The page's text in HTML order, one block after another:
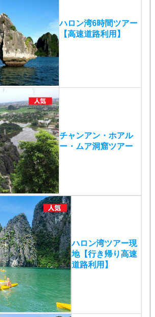
ハロン湾6時間ツアー
【高速道路利用】
チャンアン・ホアル
ー・ムア洞窟ツアー
ハロン湾ツアー現
地【行き帰り高速
道路利用】